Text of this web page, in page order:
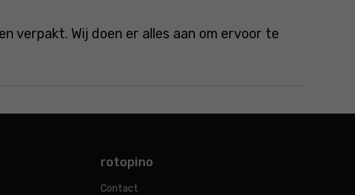
verpakt. Wij doen er alles aan om ervoor te
rotopino
Contact